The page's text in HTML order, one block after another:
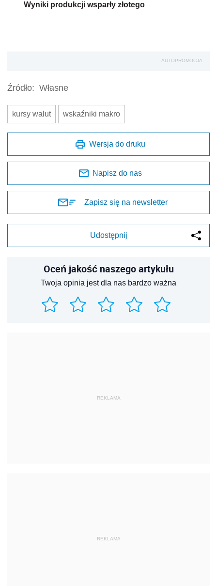
Wyniki produkcji wsparły złotego
AUTOPROMOCJA
Źródło: Własne
kursy walut wskaźniki makro
Wersja do druku
Napisz do nas
Zapisz się na newsletter
Udostępnij
Oceń jakość naszego artykułu
Twoja opinia jest dla nas bardzo ważna
REKLAMA
REKLAMA